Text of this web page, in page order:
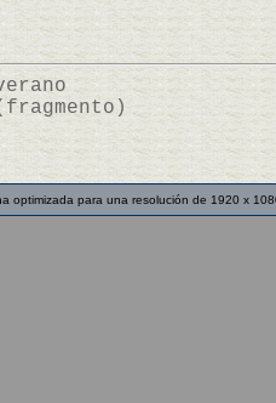
optimizada para una resolución de 1920 x